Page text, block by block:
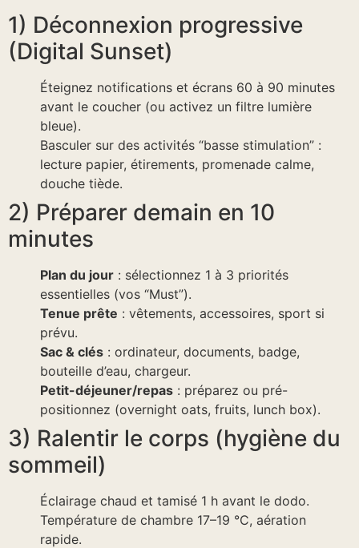
1) Déconnexion progressive
(Digital Sunset)
Éteignez notifications et écrans 60 à 90 minutes
avant le coucher (ou activez un filtre lumière
bleue).
Basculer sur des activités “basse stimulation” :
lecture papier, étirements, promenade calme,
douche tiède.
2) Préparer demain en 10
minutes
Plan du jour : sélectionnez 1 à 3 priorités
essentielles (vos “Must”).
Tenue prête : vêtements, accessoires, sport si
prévu.
Sac & clés : ordinateur, documents, badge,
bouteille d’eau, chargeur.
Petit-déjeuner/repas : préparez ou pré-
positionnez (overnight oats, fruits, lunch box).
3) Ralentir le corps (hygiène du
sommeil)
Éclairage chaud et tamisé 1 h avant le dodo.
Température de chambre 17–19 °C, aération
rapide.